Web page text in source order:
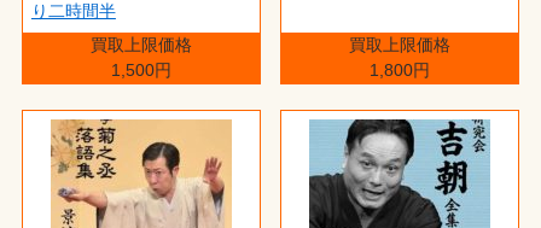
り二時間半
買取上限価格
1,500円
買取上限価格
1,800円